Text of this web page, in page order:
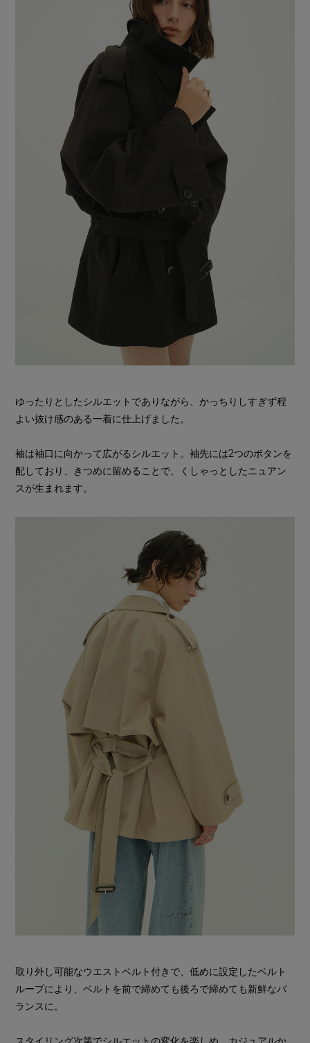
ゆったりとしたシルエットでありながら、かっちりしすぎず程
よい抜け感のある一着に仕上げました。
袖は袖口に向かって広がるシルエット。袖先には2つのボタンを
配しており、きつめに留めることで、くしゃっとしたニュアン
スが生まれます。
取り外し可能なウエストベルト付きで、低めに設定したベルト
ループにより、ベルトを前で締めても後ろで締めても新鮮なバ
ランスに。